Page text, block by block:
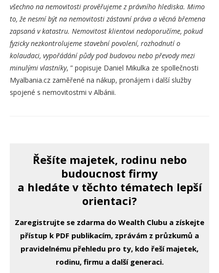
všechno na nemovitosti prověřujeme z právního hlediska. Mimo
to, že nesmí být na nemovitosti zástavní práva a věcná břemena
zapsaná v katastru. Nemovitost klientovi nedoporučíme, pokud
fyzicky nezkontrolujeme stavební povolení, rozhodnutí o
kolaudaci, vypořádání půdy pod budovou nebo převody mezi
minulými vlastníky, ” popisuje Daniel Mikulka ze spollečnosti
Myalbania.cz zaměřené na nákup, pronájem i další služby
spojené s nemovitostmi v Albánii.
Řešíte majetek, rodinu nebo
budoucnost firmy
a hledáte v těchto tématech lepší
orientaci?
Zaregistrujte se zdarma do Wealth Clubu a získejte
přístup k PDF publikacím, zprávám z průzkumů a
pravidelnému přehledu pro ty, kdo řeší majetek,
rodinu, firmu a další generaci.